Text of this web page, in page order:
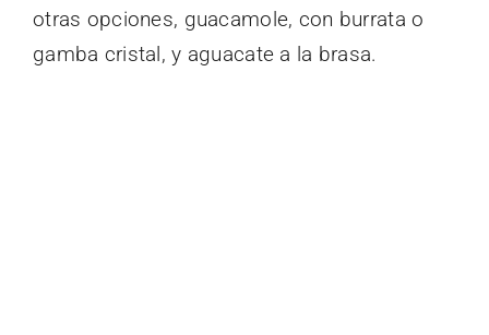
otras opciones, guacamole, con burrata o
gamba cristal, y aguacate a la brasa.